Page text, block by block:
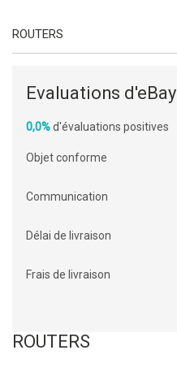
ROUTERS
Evaluations d'eBay
0,0%d'évaluations positives
Objet conforme
Communication
Délai de livraison
Frais de livraison
ROUTERS